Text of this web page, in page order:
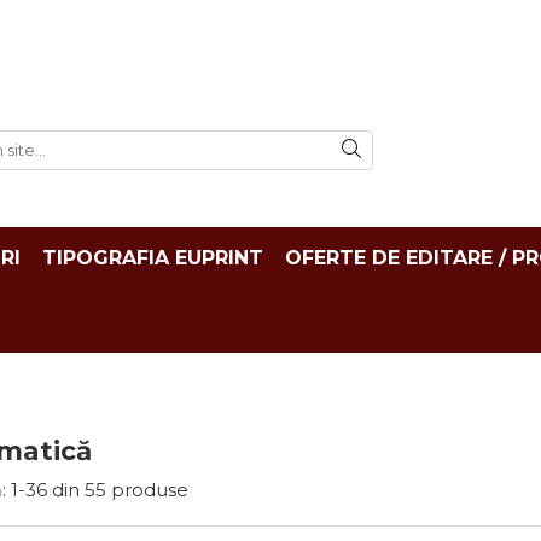
TIPOGRAFIA EUPRINT OFERTE DE EDITARE /
1-36 din 55 produse